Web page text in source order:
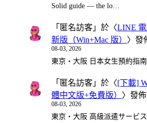
Solid guide — the lo…
「 匿名訪客 」於〈LINE
新版（Win+Mac 版） 〉發
08-03, 2026
東京・大阪 日本女生預約指
「 匿名訪客 」於〈[下載]
體中文版+免費版） 〉發
08-03, 2026
東京・大阪 高級派遣サービ